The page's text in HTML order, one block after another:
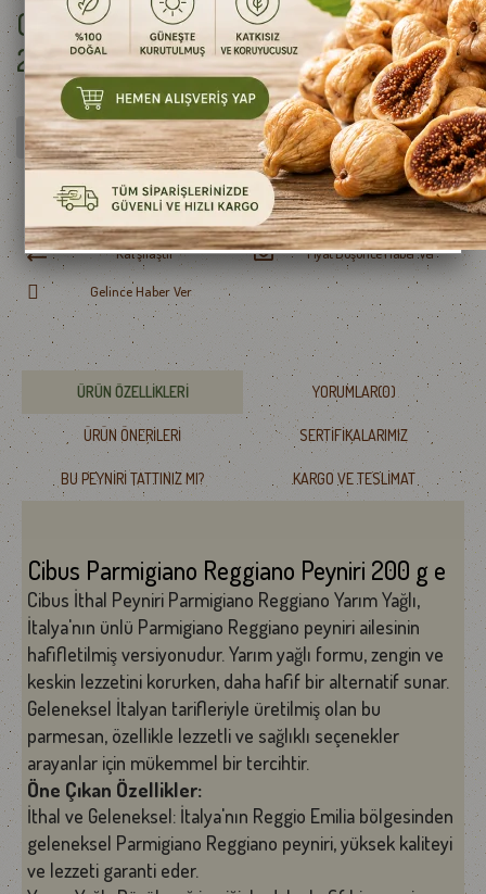
Cibus Parmigiano Reggiano Peyniri
200 g e
ÜRÜN STOKLARIMIZDA KALMAMIŞTIR.
Favorilere Ekle İstek Listeme Ekle
Karşılaştır Fiyat Düşünce Haber Ver
Gelince Haber Ver
ÜRÜN ÖZELLIKLERI YORUMLAR(0)
ÜRÜN ÖNERILERI SERTIFIKALARIMIZ
BU PEYNIRI TATTINIZ MI? KARGO VE TESLIMAT
Cibus Parmigiano Reggiano Peyniri 200 g e
Cibus İthal Peyniri Parmigiano Reggiano Yarım Yağlı,
İtalya'nın ünlü Parmigiano Reggiano peyniri ailesinin
hafifletilmiş versiyonudur. Yarım yağlı formu, zengin ve
keskin lezzetini korurken, daha hafif bir alternatif sunar.
Geleneksel İtalyan tarifleriyle üretilmiş olan bu
parmesan, özellikle lezzetli ve sağlıklı seçenekler
arayanlar için mükemmel bir tercihtir.
Öne Çıkan Özellikler:
İthal ve Geleneksel: İtalya'nın Reggio Emilia bölgesinden
geleneksel Parmigiano Reggiano peyniri, yüksek kaliteyi
ve lezzeti garanti eder.